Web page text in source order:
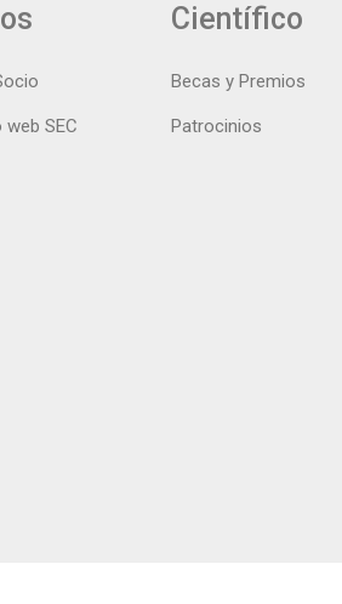
SEC
Científico
Becas y Premios
Patrocinios